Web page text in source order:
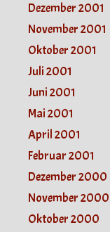
Dezember 2001
November 2001
Oktober 2001
Juli 2001
Juni 2001
Mai 2001
April 2001
Februar 2001
Dezember 2000
November 2000
Oktober 2000